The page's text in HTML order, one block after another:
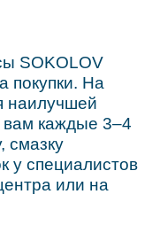
SOKOLOV
покупки. На
наилучшей
каждые 3–4
смазку
у специалистов
или на